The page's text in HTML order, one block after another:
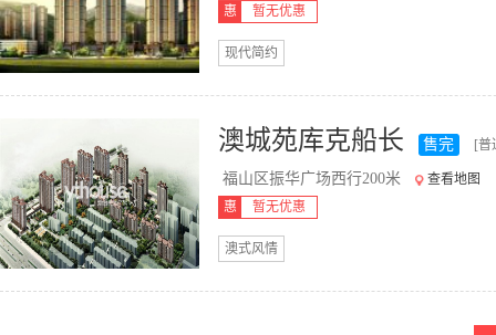
惠 暂无优惠
现代简约
澳城苑库克船长 售完 [普
福山区振华广场西行200米
查看地图
惠
暂无优惠
澳式风情